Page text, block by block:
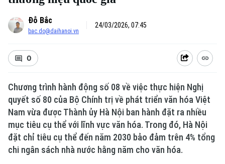
Đỗ Bắc
bac.do@daihanoi.vn
24/03/2026, 07:45
0
Chương trình hành động số 08 về việc thực hiện Nghị
quyết số 80 của Bộ Chính trị về phát triển văn hóa Việt
Nam vừa được Thành ủy Hà Nội ban hành đặt ra nhiều
mục tiêu cụ thể với lĩnh vực văn hóa. Trong đó, Hà Nội
đặt chỉ tiêu cụ thể đến năm 2030 bảo đảm trên 4% tổng
chi ngân sách nhà nước hằng năm cho văn hóa.